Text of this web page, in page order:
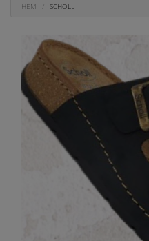
HEM SCHOLL